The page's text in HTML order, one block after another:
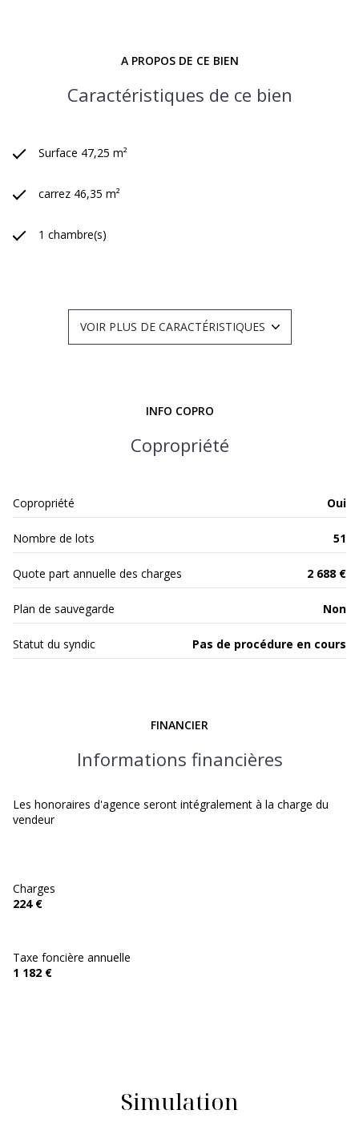
A PROPOS DE CE BIEN
Caractéristiques de ce bien
Surface 47,25 m²
carrez 46,35 m²
1 chambre(s)
8 étage(s)
vue Dégagée
cave
VOIR PLUS DE CARACTÉRISTIQUES
INFO COPRO
Copropriété
Copropriété Oui
Nombre de lots 51
Quote part annuelle des charges 2 688 €
Plan de sauvegarde Non
Statut du syndic Pas de procédure en cours
FINANCIER
Informations financières
Les honoraires d'agence seront intégralement à la charge du
vendeur
Charges
224 €
Taxe foncière annuelle
1 182 €
Simulation